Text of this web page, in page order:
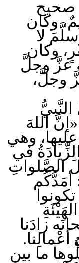
صحيح
وكان
لا
وكان
عزَّ وجلَّ
وجلَّ،
اللهَ
وهي
في
الصَّلواتِ
أمَدَّكُم
زادَنا
ما بين